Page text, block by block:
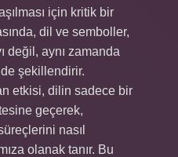
için kritik bir
dil ve semboller,
değil, aynı zamanda
şekillendirir.
etkisi, dilin sadece bir
geçerek,
nasıl
olanak tanır. Bu